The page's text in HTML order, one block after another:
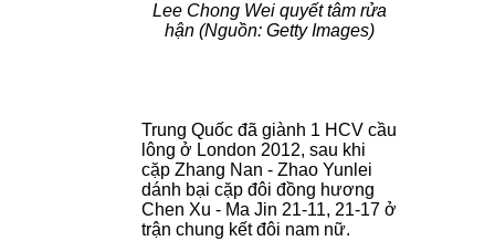
Lee Chong Wei quyết tâm rửa
hận (Nguồn: Getty Images)
Trung Quốc đã giành 1 HCV cầu
lông ở London 2012, sau khi
cặp Zhang Nan - Zhao Yunlei
dánh bại cặp đôi đồng hương
Chen Xu - Ma Jin 21-11, 21-17 ở
trận chung kết đôi nam nữ.